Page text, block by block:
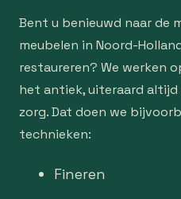
Bent u benieuwd naar de
meubelen in Noord-
restaureren? We werken
het antiek, uiteraard
zorg. Dat doen we
technieken:
Fineren